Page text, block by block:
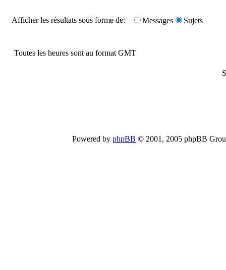
Afficher les résultats sous forme de: Messages Sujets
Toutes les heures sont au format GMT
Powered by phpBB © 2001, 2005 phpBB